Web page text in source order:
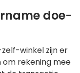
doe-
winkel zijn er
rekening mee